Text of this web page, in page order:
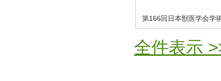
第166回日本獣医学会学
全件表示